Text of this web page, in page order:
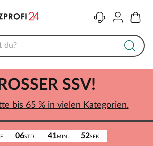
KontaktKonto
06STD. 41MIN. 52SEK.
SSV!
bis 65 % in vielen Kategorien.